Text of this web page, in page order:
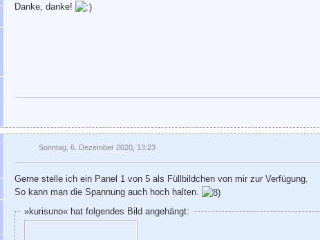
Danke, danke!
Sonntag, 6. Dezember 2020, 13:23
Gerne stelle ich ein Panel 1 von 5 als Füllbildchen von mir zur Verfügung.
So kann man die Spannung auch hoch halten.
»kurisuno« hat folgendes Bild angehängt: